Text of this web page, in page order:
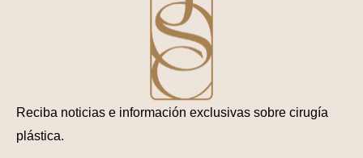
Reciba noticias e información exclusivas sobre cirugía
plástica.